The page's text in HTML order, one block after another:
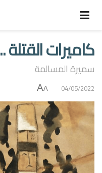
كاميرات القتلة
سميرة المسالمة
04/05/2022
A
A